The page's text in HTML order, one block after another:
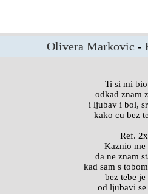
Olivera Markovic -
Ti si mi bio
odkad znam
i ljubav i bol,
kako cu bez
Ref. 2x
Kaznio me
da ne znam
kad sam s
bez tebe je
od ljubavi se